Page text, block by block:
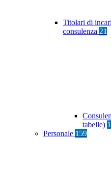
Titolari di
consulenza 21
tabelle)
Personale 159